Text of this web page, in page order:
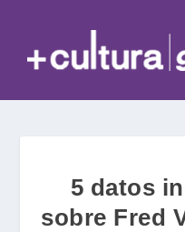
5 datos
sobre Fred